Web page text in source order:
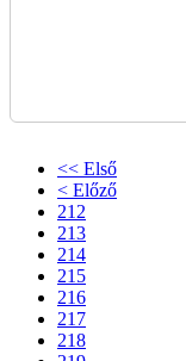
<< Első
< Előző
212
213
214
215
216
217
218